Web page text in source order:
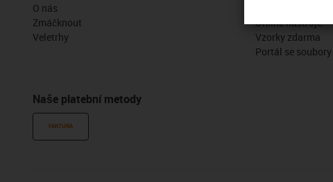
O nás
Zmáčknout
Veletrhy
Naše platební metody
FAKTURA
Online nástroje
Vzorky zdarma
Portál se